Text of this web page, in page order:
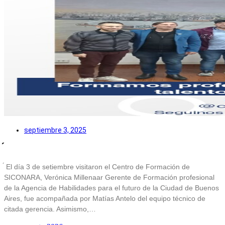
septiembre 3, 2025
́ El día 3 de setiembre visitaron el Centro de Formación de
SICONARA, Verónica Millenaar Gerente de Formación profesional
de la Agencia de Habilidades para el futuro de la Ciudad de Buenos
Aires, fue acompañada por Matías Antelo del equipo técnico de
citada gerencia. Asimismo,…